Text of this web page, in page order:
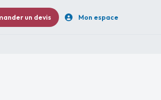
un devis Mon espace